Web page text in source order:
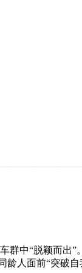
中“脱颖而出
人面前“突破